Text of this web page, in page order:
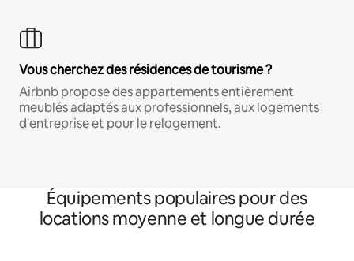
Vous cherchez des résidences de tourisme ?
Airbnb propose des appartements entièrement
meublés adaptés aux professionnels, aux logements
d'entreprise et pour le relogement.
Équipements populaires pour des
locations moyenne et longue durée